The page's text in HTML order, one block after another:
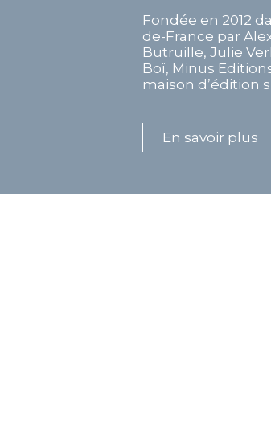
Fondée en 2012
de-France par
Butruille, Julie
Boï, Minus
maison d’édition
En savoir plus